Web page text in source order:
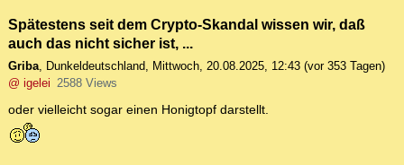
Spätestens seit dem Crypto-Skandal wissen wir, daß
auch das nicht sicher ist, ...
Griba, Dunkeldeutschland, Mittwoch, 20.08.2025, 12:43 (vor 353 Tagen)
@ igelei 2588 Views
oder vielleicht sogar einen Honigtopf darstellt.